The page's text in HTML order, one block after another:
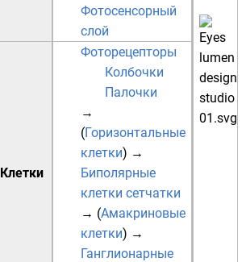
Фотосенсорный
слой
Клетки
Фоторецепторы
Колбочки
Палочки
→
(Горизонтальные
клетки) →
Биполярные
клетки сетчатки
→ (Амакриновые
клетки) →
Ганглионарные